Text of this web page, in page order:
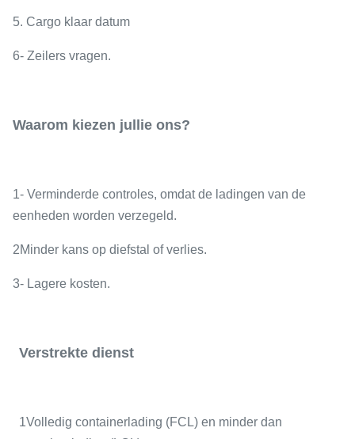
5. Cargo klaar datum
6- Zeilers vragen.
Waarom kiezen jullie ons?
1- Verminderde controles, omdat de ladingen van de
eenheden worden verzegeld.
2Minder kans op diefstal of verlies.
3- Lagere kosten.
Verstrekte dienst
1Volledig containerlading (FCL) en minder dan